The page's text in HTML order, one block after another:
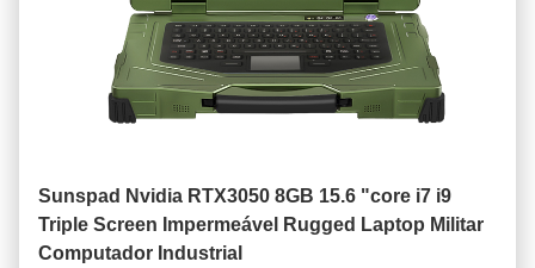
Sunspad Nvidia RTX3050 8GB 15.6 "core i7 i9
Triple Screen Impermeável Rugged Laptop Militar
Computador Industrial